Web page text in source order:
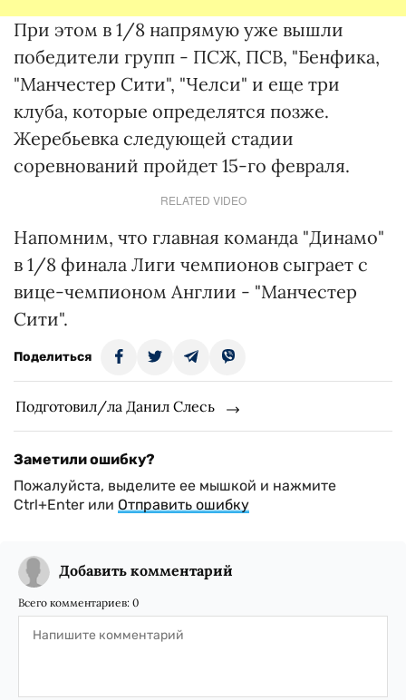
При этом в 1/8 напрямую уже вышли
победители групп - ПСЖ, ПСВ, "Бенфика,
"Манчестер Сити", "Челси" и еще три
клуба, которые определятся позже.
Жеребьевка следующей стадии
соревнований пройдет 15-го февраля.
RELATED VIDEO
Напомним, что главная команда "Динамо"
в 1/8 финала Лиги чемпионов сыграет с
вице-чемпионом Англии - "Манчестер
Сити".
Поделиться
Подготовил/ла Данил Слесь
Заметили ошибку?
Пожалуйста, выделите ее мышкой и нажмите
Ctrl+Enter или Отправить ошибку
Добавить комментарий
Всего комментариев: 0